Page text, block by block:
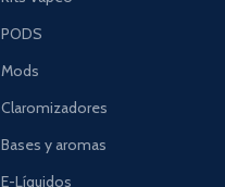
PODS
Mods
Claromizadores
Bases y aromas
E-Líquidos